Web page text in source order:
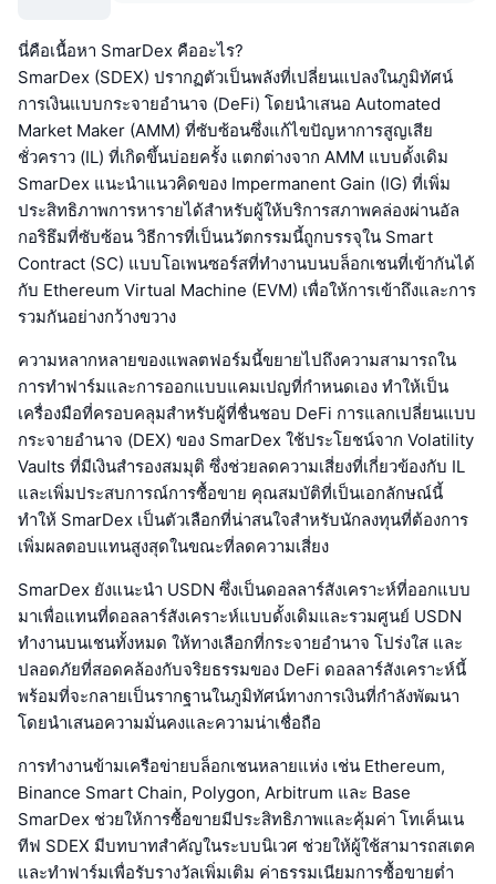
นี่คือเนื้อหา SmarDex คืออะไร?
SmarDex (SDEX) ปรากฏตัวเป็นพลังที่เปลี่ยนแปลงในภูมิทัศน์
การเงินแบบกระจายอำนาจ (DeFi) โดยนำเสนอ Automated
Market Maker (AMM) ที่ซับซ้อนซึ่งแก้ไขปัญหาการสูญเสีย
ชั่วคราว (IL) ที่เกิดขึ้นบ่อยครั้ง แตกต่างจาก AMM แบบดั้งเดิม
SmarDex แนะนำแนวคิดของ Impermanent Gain (IG) ที่เพิ่ม
ประสิทธิภาพการหารายได้สำหรับผู้ให้บริการสภาพคล่องผ่านอัล
กอริธึมที่ซับซ้อน วิธีการที่เป็นนวัตกรรมนี้ถูกบรรจุใน Smart
Contract (SC) แบบโอเพนซอร์สที่ทำงานบนบล็อกเชนที่เข้ากันได้
กับ Ethereum Virtual Machine (EVM) เพื่อให้การเข้าถึงและการ
รวมกันอย่างกว้างขวาง
ความหลากหลายของแพลตฟอร์มนี้ขยายไปถึงความสามารถใน
การทำฟาร์มและการออกแบบแคมเปญที่กำหนดเอง ทำให้เป็น
เครื่องมือที่ครอบคลุมสำหรับผู้ที่ชื่นชอบ DeFi การแลกเปลี่ยนแบบ
กระจายอำนาจ (DEX) ของ SmarDex ใช้ประโยชน์จาก Volatility
Vaults ที่มีเงินสำรองสมมุติ ซึ่งช่วยลดความเสี่ยงที่เกี่ยวข้องกับ IL
และเพิ่มประสบการณ์การซื้อขาย คุณสมบัติที่เป็นเอกลักษณ์นี้
ทำให้ SmarDex เป็นตัวเลือกที่น่าสนใจสำหรับนักลงทุนที่ต้องการ
เพิ่มผลตอบแทนสูงสุดในขณะที่ลดความเสี่ยง
SmarDex ยังแนะนำ USDN ซึ่งเป็นดอลลาร์สังเคราะห์ที่ออกแบบ
มาเพื่อแทนที่ดอลลาร์สังเคราะห์แบบดั้งเดิมและรวมศูนย์ USDN
ทำงานบนเชนทั้งหมด ให้ทางเลือกที่กระจายอำนาจ โปร่งใส และ
ปลอดภัยที่สอดคล้องกับจริยธรรมของ DeFi ดอลลาร์สังเคราะห์นี้
พร้อมที่จะกลายเป็นรากฐานในภูมิทัศน์ทางการเงินที่กำลังพัฒนา
โดยนำเสนอความมั่นคงและความน่าเชื่อถือ
การทำงานข้ามเครือข่ายบล็อกเชนหลายแห่ง เช่น Ethereum,
Binance Smart Chain, Polygon, Arbitrum และ Base
SmarDex ช่วยให้การซื้อขายมีประสิทธิภาพและคุ้มค่า โทเค็นเน
ทีฟ SDEX มีบทบาทสำคัญในระบบนิเวศ ช่วยให้ผู้ใช้สามารถสเตค
และทำฟาร์มเพื่อรับรางวัลเพิ่มเติม ค่าธรรมเนียมการซื้อขายต่ำ